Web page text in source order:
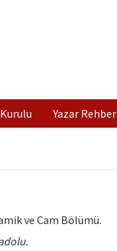
Yazar
ve Cam Bölümü.